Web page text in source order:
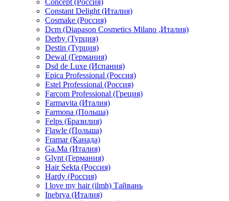
Concept (Россия)
Constant Delight (Италия)
Cosmake (Россия)
Dcm (Diapason Cosmetics Milano ,Италия)
Derby (Турция)
Destin (Турция)
Dewal (Германия)
Dsd de Luxe (Испания)
Epica Professional (Россия)
Estel Professional (Россия)
Farcom Professional (Греция)
Farmavita (Италия)
Farmona (Польша)
Felps (Бразилия)
Flawle (Польша)
Framar (Канада)
Ga.Ma (Италия)
Glynt (Германия)
Hair Sekta (Россия)
Hardy (Россия)
I love my hair (ilmh) Тайвань
Inebrya (Италия)